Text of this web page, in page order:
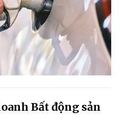
Bất động sản